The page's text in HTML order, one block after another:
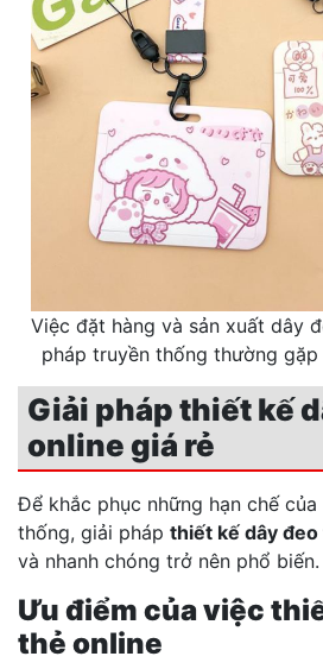
Việc đặt hàng và sản xuất dây
pháp truyền thống thường
Giải pháp thiết kế
online giá rẻ
Để khắc phục những hạn chế
thống, giải pháp thiết kế dây
và nhanh chóng trở nên phổ biến.
Ưu điểm của việc
thẻ online